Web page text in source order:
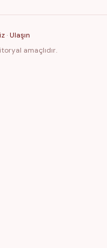
·Ulaşın
amaçlıdır.